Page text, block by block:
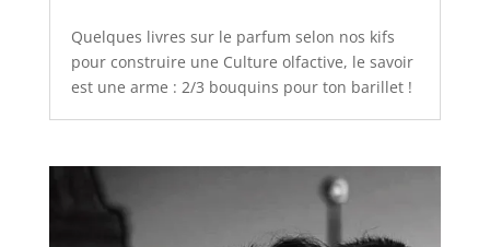
Quelques livres sur le parfum selon nos kifs
pour construire une Culture olfactive, le savoir
est une arme : 2/3 bouquins pour ton barillet !